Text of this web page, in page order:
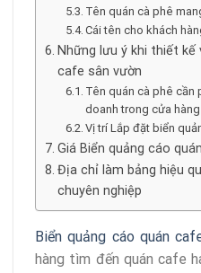
Tên quán cà phê
Cái tên cho khách
Những lưu ý khi thiết kế
cafe sân vườn
Tên quán cà phê cần
doanh trong cửa hàng
Vị trí Lắp đặt biển
Giá Biển quảng cáo
Địa chỉ làm bảng hiệu
chuyên nghiệp
Biển quảng cáo quán
hàng tìm đến quán cafe